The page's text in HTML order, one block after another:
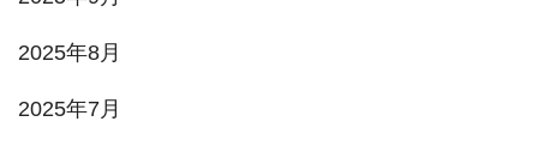
2025年8月
2025年7月